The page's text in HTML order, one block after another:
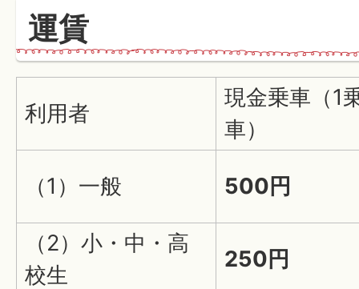
運賃
利用者
現金乗車（1
車）
（1）一般 500円
（2）小・中・高
校生
250円